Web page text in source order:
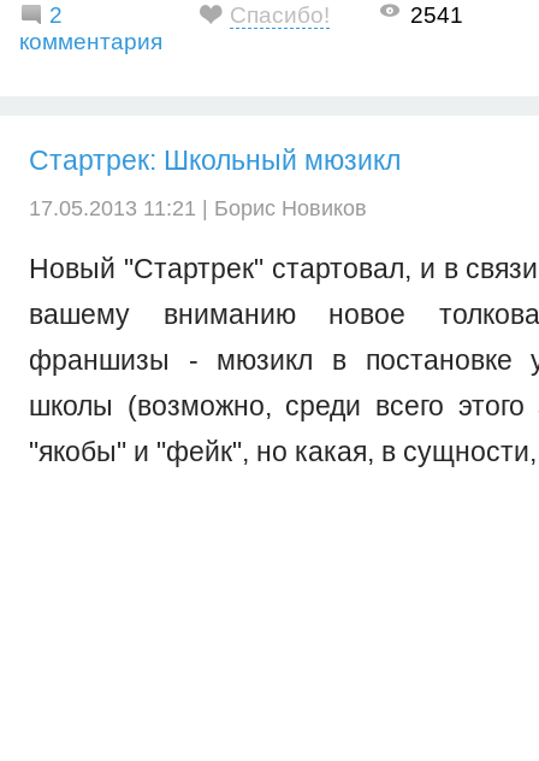
2
комментария
Спасибо! 2541
Стартрек: Школьный мюзикл
17.05.2013 11:21 | Борис Новиков
Новый "Стартрек" стартовал, и в
вашему вниманию новое
франшизы - мюзикл в постановке
школы (возможно, среди всего этого
"якобы" и "фейк", но какая, в